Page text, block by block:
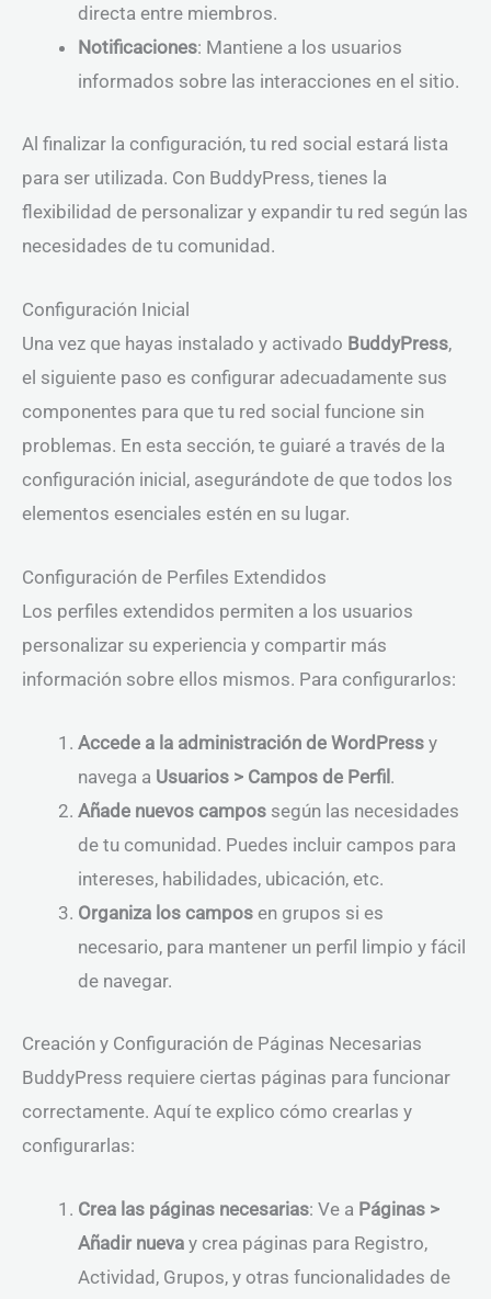
directa entre miembros.
Notificaciones: Mantiene a los usuarios
informados sobre las interacciones en el sitio.
Al finalizar la configuración, tu red social estará lista
para ser utilizada. Con BuddyPress, tienes la
flexibilidad de personalizar y expandir tu red según las
necesidades de tu comunidad.
Configuración Inicial
Una vez que hayas instalado y activado BuddyPress,
el siguiente paso es configurar adecuadamente sus
componentes para que tu red social funcione sin
problemas. En esta sección, te guiaré a través de la
configuración inicial, asegurándote de que todos los
elementos esenciales estén en su lugar.
Configuración de Perfiles Extendidos
Los perfiles extendidos permiten a los usuarios
personalizar su experiencia y compartir más
información sobre ellos mismos. Para configurarlos:
Accede a la administración de WordPress y
navega a Usuarios > Campos de Perfil .
Añade nuevos campos según las necesidades
de tu comunidad. Puedes incluir campos para
intereses, habilidades, ubicación, etc.
Organiza los campos en grupos si es
necesario, para mantener un perfil limpio y fácil
de navegar.
Creación y Configuración de Páginas Necesarias
BuddyPress requiere ciertas páginas para funcionar
correctamente. Aquí te explico cómo crearlas y
configurarlas:
Crea las páginas necesarias: Ve a Páginas >
Añadir nueva y crea páginas para Registro,
Actividad, Grupos, y otras funcionalidades de